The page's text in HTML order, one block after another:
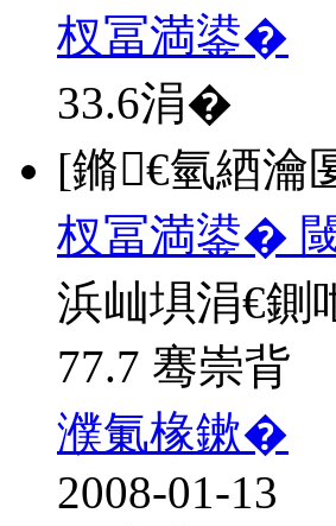
杈冨満鍙�
33.6涓�
[鏅€氫綇瀹
杈冨満鍙�
浜屾埧涓€鍘
77.7 骞崇背
濮氭椽鏉�
2008-01-13